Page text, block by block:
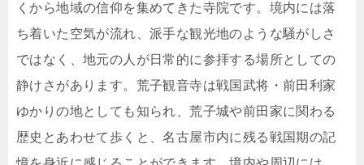
くから地域の信仰を集めてきた寺院です。境内には落
ち着いた空気が流れ、派手な観光地のような騒がしさ
ではなく、地元の人が日常的に参拝する場所としての
静けさがあります。荒子観音寺は戦国武将・前田利家
ゆかりの地としても知られ、荒子城や前田家に関わる
歴史とあわせて歩くと、名古屋市内に残る戦国期の記